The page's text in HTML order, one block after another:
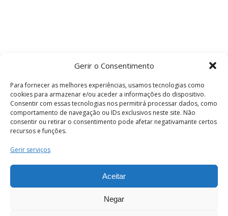
Gerir o Consentimento
Para fornecer as melhores experiências, usamos tecnologias como
cookies para armazenar e/ou aceder a informações do dispositivo.
Consentir com essas tecnologias nos permitirá processar dados, como
comportamento de navegação ou IDs exclusivos neste site. Não
consentir ou retirar o consentimento pode afetar negativamante certos
recursos e funções.
Gerir serviços
Aceitar
Negar
Termos e Condições
os direitos reservados.